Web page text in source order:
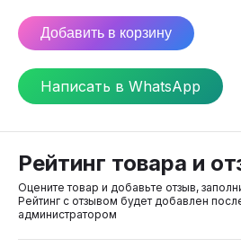
Добавить в корзину
Написать в WhatsApp
Рейтинг товара и
Оцените товар и добавьте отзыв,
Рейтинг с отзывом будет добавлен
администратором